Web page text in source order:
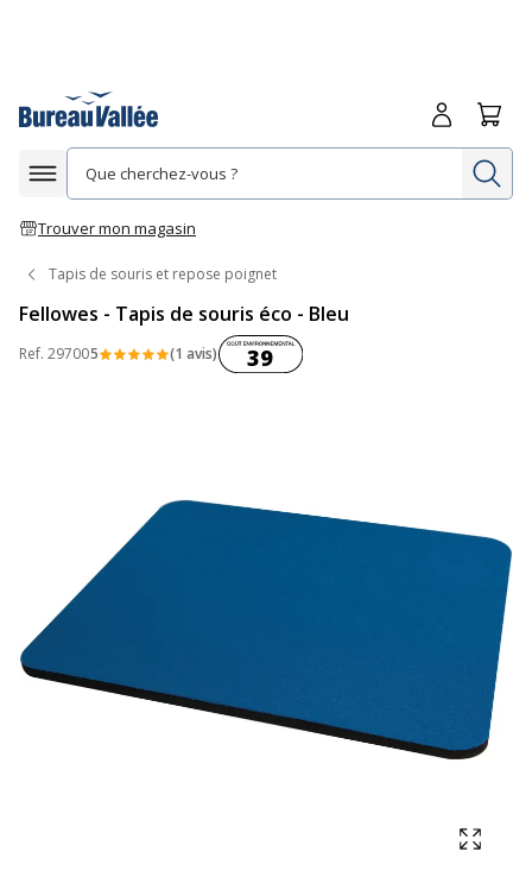
Afficher la navigation
Trouver mon magasin
Me
Tapis de souris et repose poignet
Fellowes - Tapis de souris éco - Bleu
Ref. 297005 (1 avis)Coût environnemental :
39